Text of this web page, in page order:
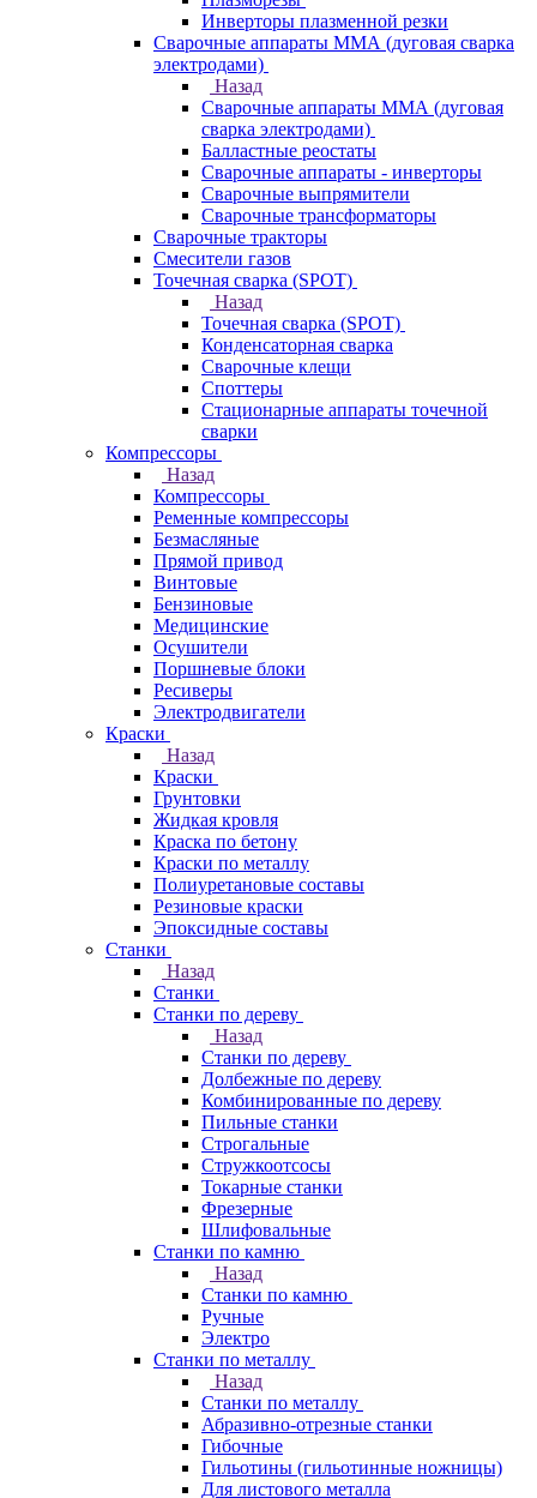
Инверторы плазменной резки
Сварочные аппараты ММА (дуговая сварка
электродами)
Назад
Сварочные аппараты ММА (дуговая
сварка электродами)
Балластные реостаты
Сварочные аппараты - инверторы
Сварочные выпрямители
Сварочные трансформаторы
Сварочные тракторы
Смесители газов
Точечная сварка (SPOT)
Назад
Точечная сварка (SPOT)
Конденсаторная сварка
Сварочные клещи
Споттеры
Стационарные аппараты точечной
сварки
Компрессоры
Назад
Компрессоры
Ременные компрессоры
Безмасляные
Прямой привод
Винтовые
Бензиновые
Медицинские
Осушители
Поршневые блоки
Ресиверы
Электродвигатели
Краски
Назад
Краски
Грунтовки
Жидкая кровля
Краска по бетону
Краски по металлу
Полиуретановые составы
Резиновые краски
Эпоксидные составы
Станки
Назад
Станки
Станки по дереву
Назад
Станки по дереву
Долбежные по дереву
Комбинированные по дереву
Пильные станки
Строгальные
Стружкоотсосы
Токарные станки
Фрезерные
Шлифовальные
Станки по камню
Назад
Станки по камню
Ручные
Электро
Станки по металлу
Назад
Станки по металлу
Абразивно-отрезные станки
Гибочные
Гильотины (гильотинные ножницы)
Для листового металла